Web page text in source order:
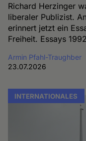
Richard Herzinger
liberaler Publizist.
erinnert jetzt ein
Freiheit. Essays
Armin Pfahl-Traughber
23.07.2026
INTERNATIONALES